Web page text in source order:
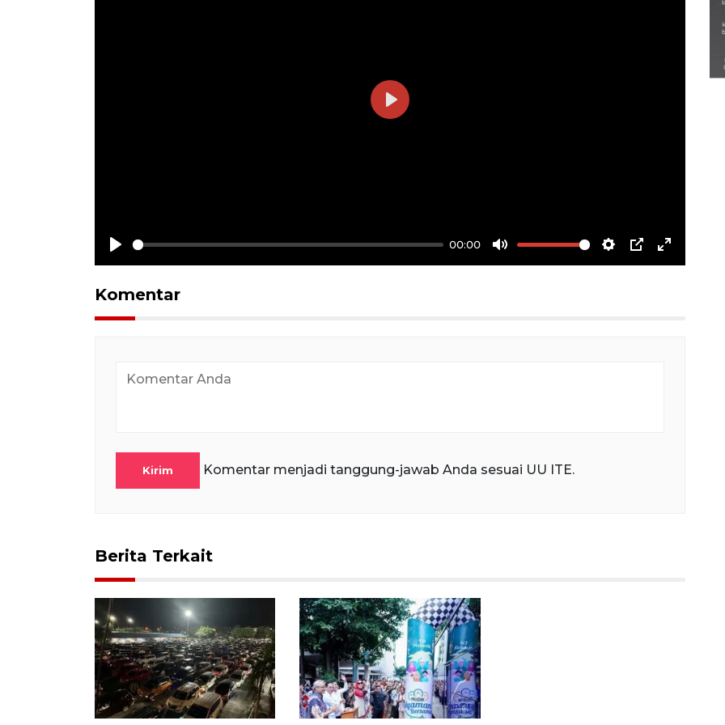
Play
00:00
Mute Settings
PIP Enter
Play
Komentar
Kirim Komentar menjadi tanggung-jawab Anda sesuai UU ITE.
Berita Terkait